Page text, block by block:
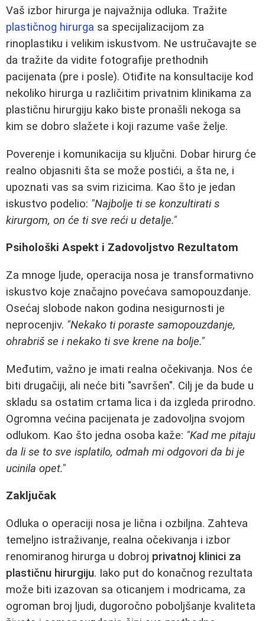
Vaš izbor hirurga je najvažnija odluka. Tražite
plastičnog hirurga sa specijalizacijom za
rinoplastiku i velikim iskustvom. Ne ustručavajte se
da tražite da vidite fotografije prethodnih
pacijenata (pre i posle). Otiđite na konsultacije kod
nekoliko hirurga u različitim privatnim klinikama za
plastičnu hirurgiju kako biste pronašli nekoga sa
kim se dobro slažete i koji razume vaše želje.
Poverenje i komunikacija su ključni. Dobar hirurg će
realno objasniti šta se može postići, a šta ne, i
upoznati vas sa svim rizicima. Kao što je jedan
iskustvo podelio: "Najbolje ti se konzultirati s
kirurgom, on će ti sve reći u detalje."
Psihološki Aspekt i Zadovoljstvo Rezultatom
Za mnoge ljude, operacija nosa je transformativno
iskustvo koje značajno povećava samopouzdanje.
Osećaj slobode nakon godina nesigurnosti je
neprocenjiv. "Nekako ti poraste samopouzdanje,
ohrabriš se i nekako ti sve krene na bolje."
Međutim, važno je imati realna očekivanja. Nos će
biti drugačiji, ali neće biti "savršen". Cilj je da bude u
skladu sa ostatim crtama lica i da izgleda prirodno.
Ogromna većina pacijenata je zadovoljna svojom
odlukom. Kao što jedna osoba kaže: "Kad me pitaju
da li se to sve isplatilo, odmah mi odgovori da bi je
ucinila opet."
Zaključak
Odluka o operaciji nosa je lična i ozbiljna. Zahteva
temeljno istraživanje, realna očekivanja i izbor
renomiranog hirurga u dobroj privatnoj klinici za
plastičnu hirurgiju. Iako put do konačnog rezultata
može biti izazovan sa oticanjem i modricama, za
ogroman broj ljudi, dugoročno poboljšanje kvaliteta